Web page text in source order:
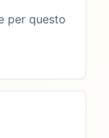
per questo